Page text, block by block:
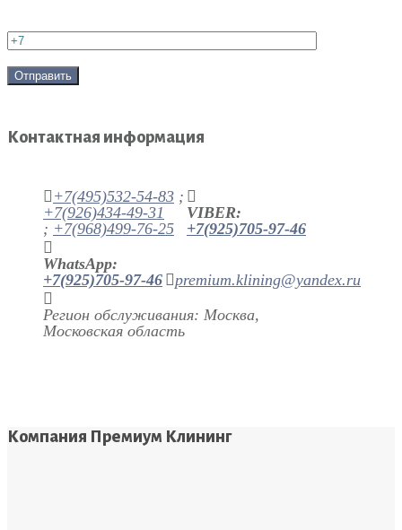
Контактная информация
+7(495)532-54-83 ;
+7(926)434-49-31
; +7(968)499-76-25
VIBER:
+7(925)705-97-46
WhatsApp:
+7(925)705-97-46
premium.klining@yandex.ru
Регион обслуживания: Москва,
Московская область
Компания Премиум Клининг